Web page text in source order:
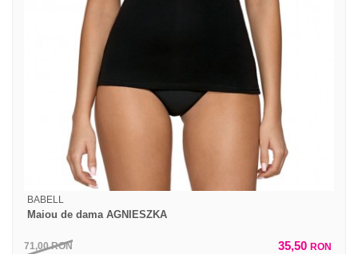
BABELL
Maiou de dama AGNIESZKA
71,00RON 35,50 RON